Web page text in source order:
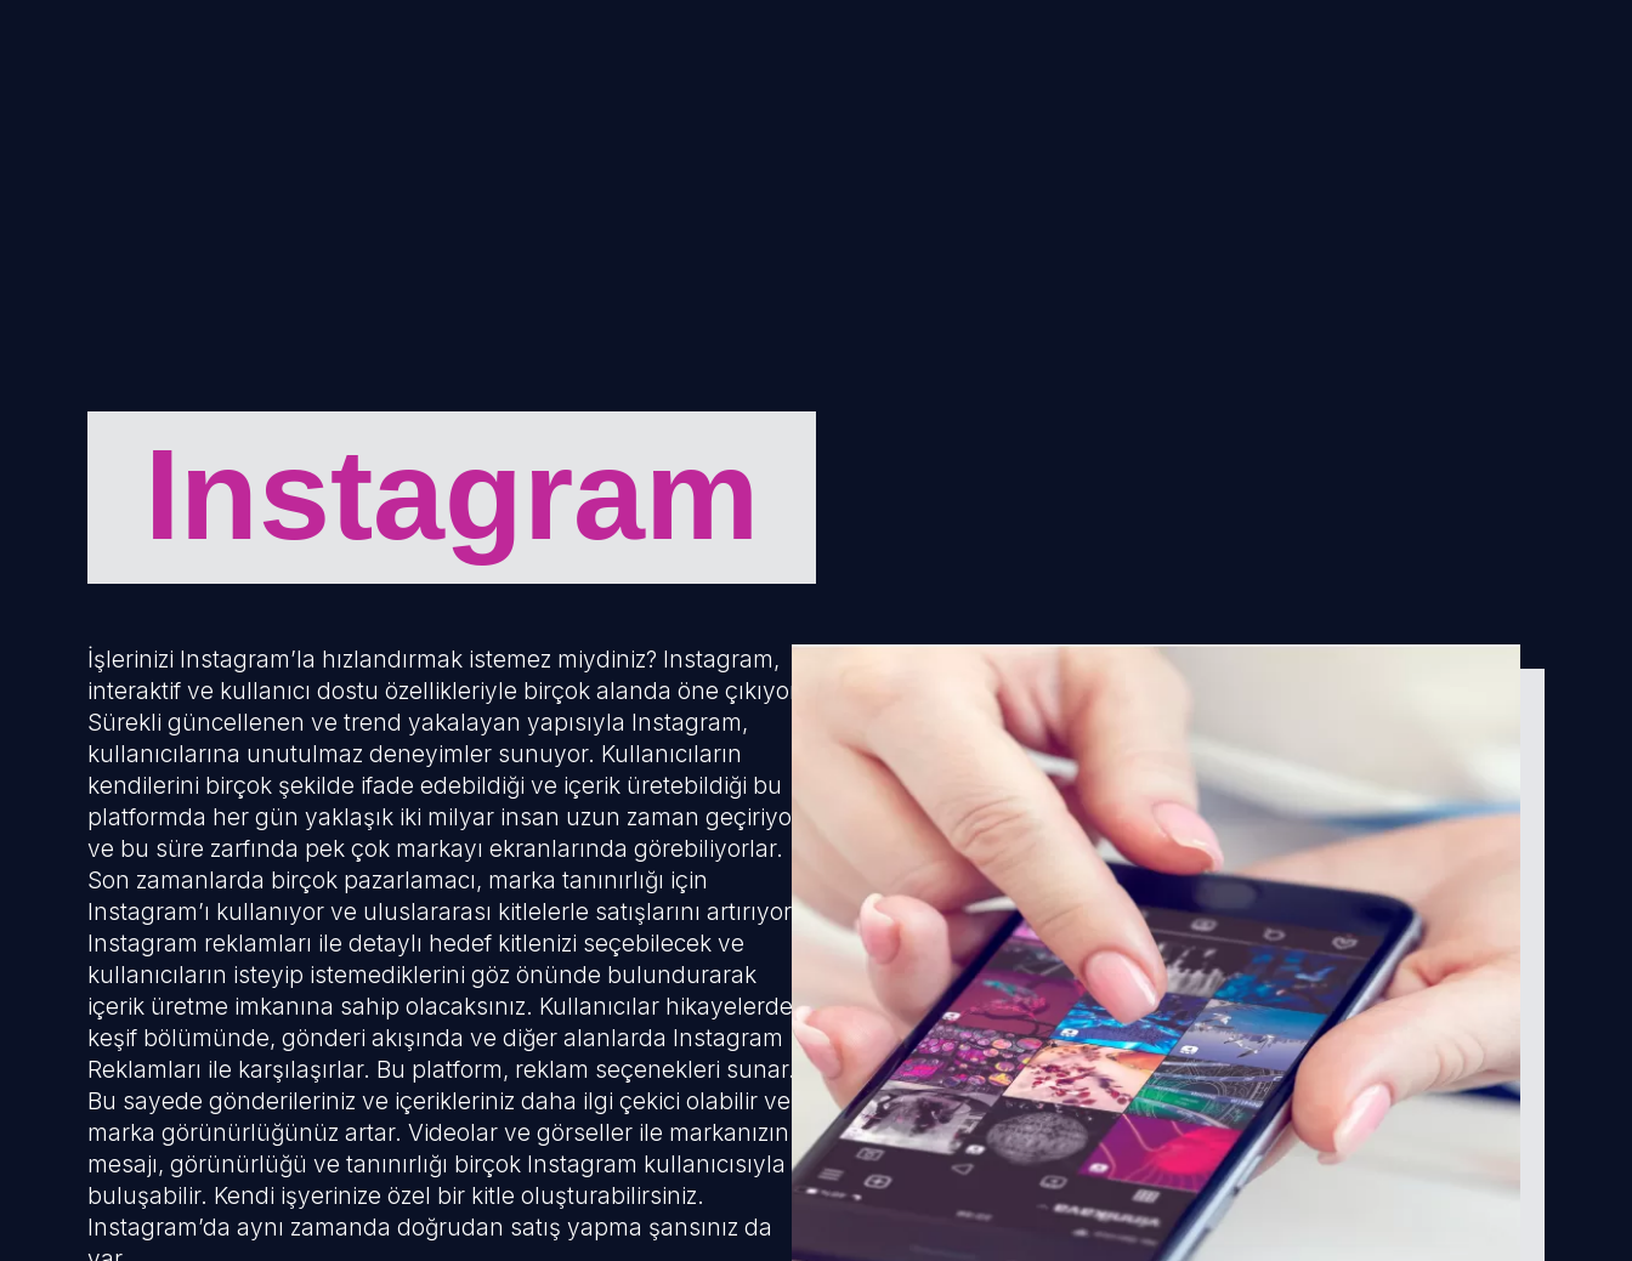
Instagram
İşlerinizi Instagram’la hızlandırmak istemez miydiniz? Instagram,
interaktif ve kullanıcı dostu özellikleriyle birçok alanda öne çıkıyor.
Sürekli güncellenen ve trend yakalayan yapısıyla Instagram,
kullanıcılarına unutulmaz deneyimler sunuyor. Kullanıcıların
kendilerini birçok şekilde ifade edebildiği ve içerik üretebildiği bu
platformda her gün yaklaşık iki milyar insan uzun zaman geçiriyor
ve bu süre zarfında pek çok markayı ekranlarında görebiliyorlar.
Son zamanlarda birçok pazarlamacı, marka tanınırlığı için
Instagram’ı kullanıyor ve uluslararası kitlelerle satışlarını artırıyor.
Instagram reklamları ile detaylı hedef kitlenizi seçebilecek ve
kullanıcıların isteyip istemediklerini göz önünde bulundurarak
içerik üretme imkanına sahip olacaksınız. Kullanıcılar hikayelerde,
keşif bölümünde, gönderi akışında ve diğer alanlarda Instagram
Reklamları ile karşılaşırlar. Bu platform, reklam seçenekleri sunar.
Bu sayede gönderileriniz ve içerikleriniz daha ilgi çekici olabilir ve
marka görünürlüğünüz artar. Videolar ve görseller ile markanızın
mesajı, görünürlüğü ve tanınırlığı birçok Instagram kullanıcısıyla
buluşabilir. Kendi işyerinize özel bir kitle oluşturabilirsiniz.
Instagram’da aynı zamanda doğrudan satış yapma şansınız da